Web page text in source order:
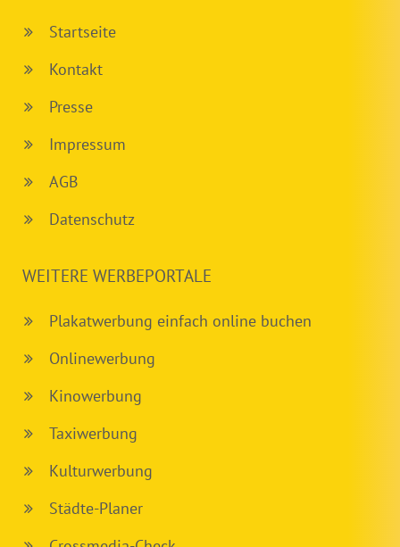
Startseite
Kontakt
Presse
Impressum
AGB
Datenschutz
WEITERE WERBEPORTALE
Plakatwerbung einfach online buchen
Onlinewerbung
Kinowerbung
Taxiwerbung
Kulturwerbung
Städte-Planer